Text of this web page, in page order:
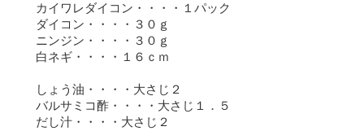
カイワレダイコン・・・・１パック
ダイコン・・・・３０ｇ
ニンジン・・・・３０ｇ
白ネギ・・・・１６ｃｍ
しょう油・・・・大さじ２
バルサミコ酢・・・・大さじ１．５
だし汁・・・・大さじ２